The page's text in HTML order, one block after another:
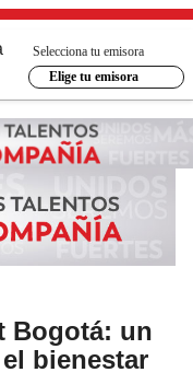
Selecciona tu emisora
Elige tu emisora
Bogotá: un
bienestar